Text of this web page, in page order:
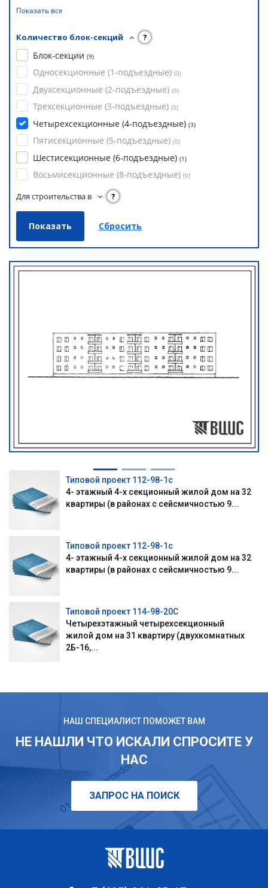
Показать все
Количество блок-секций ?
Блок-секции (9)
Односекционные (1-подъездные) (0)
Двухсекционные (2-подъездные) (0)
Трехсекционные (3-подъездные) (0)
Четырехсекционные (4-подъездные) (3)
Пятисекционные (5-подъездные) (0)
Шестисекционные (6-подъездные) (1)
Восьмисекционные (8-подъездные) (0)
Для строительства в ?
Типовой проект 112-98-1с
4- этажный 4-х секционный жилой дом на 32
квартиры (в районах с сейсмичностью 9...
Типовой проект 112-98-1с
4- этажный 4-х секционный жилой дом на 32
квартиры (в районах с сейсмичностью 9...
Типовой проект 114-98-20С
Четырехэтажный четырехсекционный
жилой дом на 31 квартиру (двухкомнатных
2Б-16,...
НАШ СПЕЦИАЛИСТ ПОМОЖЕТ ВАМ
НЕ НАШЛИ ЧТО ИСКАЛИ СПРОСИТЕ У
НАС
ЗАПРОС НА ПОИСК